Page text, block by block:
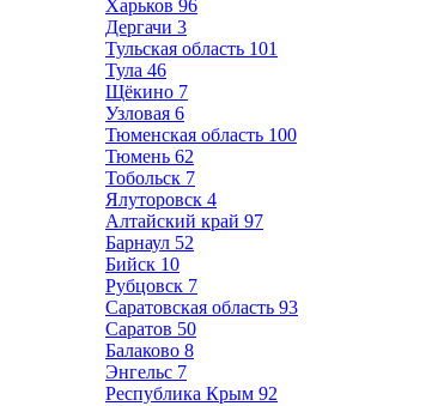
Харьков 96
Дергачи 3
Тульская область 101
Тула 46
Щёкино 7
Узловая 6
Тюменская область 100
Тюмень 62
Тобольск 7
Ялуторовск 4
Алтайский край 97
Барнаул 52
Бийск 10
Рубцовск 7
Саратовская область 93
Саратов 50
Балаково 8
Энгельс 7
Республика Крым 92